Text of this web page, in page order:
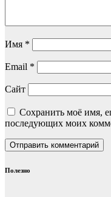
Имя *
Email *
Сайт
Сохранить моё имя,
последующих моих
Полезно